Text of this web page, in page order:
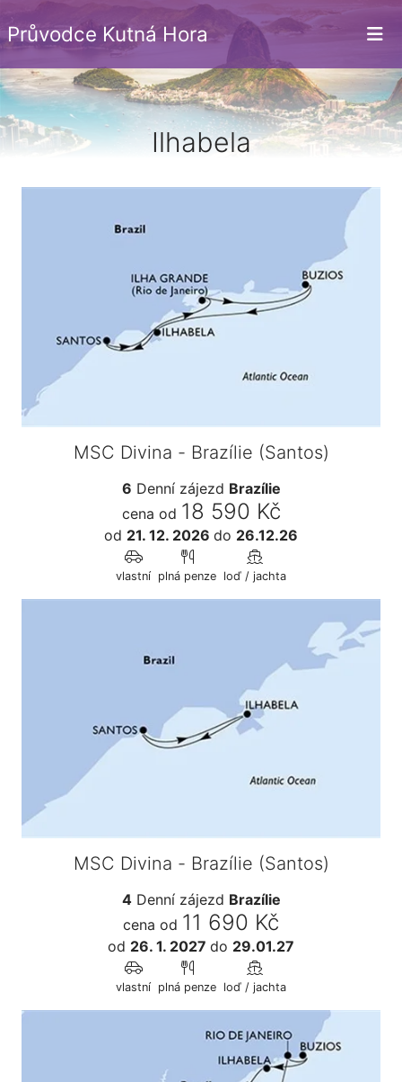
Průvodce Kutná Hora
Ilhabela
MSC Divina - Brazílie (Santos)
6 Denní zájezd Brazílie
cena od 18 590 Kč
od 21. 12. 2026 do 26.12.26
vlastní plná penze loď / jachta
MSC Divina - Brazílie (Santos)
4Denní zájezd Brazílie
cena od 11 690 Kč
od 26. 1. 2027 do 29.01.27
vlastní plná penze loď / jachta